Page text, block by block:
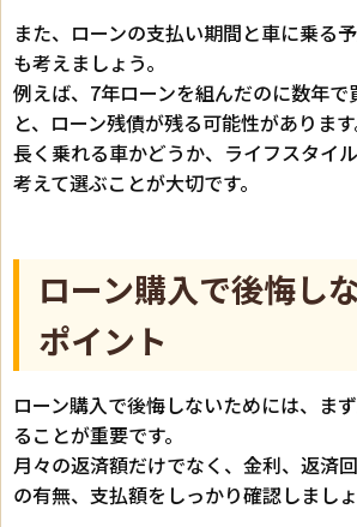
また、ローンの支払い期間と車に乗る
も考えましょう。
例えば、7年ローンを組んだのに数年で
と、ローン残債が残る可能性があります
長く乗れる車かどうか、ライフスタイ
考えて選ぶことが大切です。
ローン購入で後悔し
ポイント
ローン購入で後悔しないためには、ま
ることが重要です。
月々の返済額だけでなく、金利、返済
の有無、支払額をしっかり確認しましょ